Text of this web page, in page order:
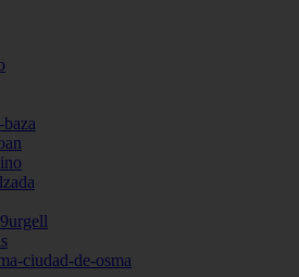
ciudad-de-osma